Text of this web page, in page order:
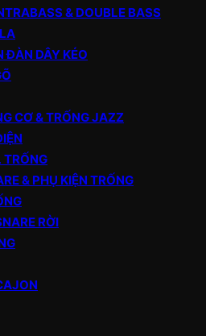
& DOUBLE BASS
ĐÀN DÂY KÉO
CƠ & TRỐNG JAZZ
& PHỤ KIỆN TRỐNG
RỜI